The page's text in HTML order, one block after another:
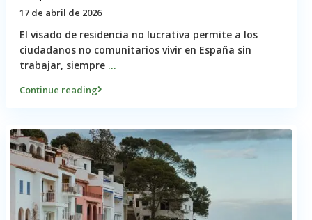
17 de abril de 2026
El visado de residencia no lucrativa permite a los
ciudadanos no comunitarios vivir en España sin
trabajar, siempre ...
Continue reading